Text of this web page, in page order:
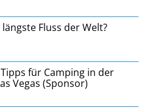
Fluss der Welt?
für Camping in der
Vegas (Sponsor)